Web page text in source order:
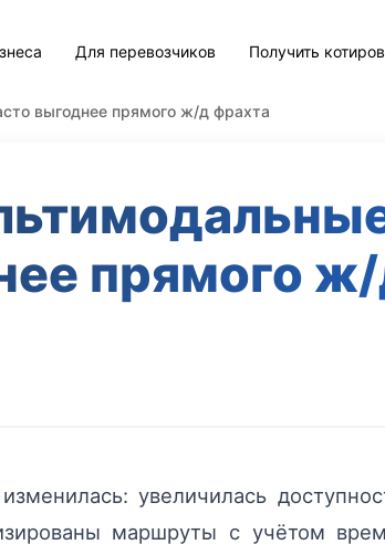
Для перевозчиков Получить
выгоднее прямого ж/д фрахта
прямого
увеличилась
маршруты с учётом